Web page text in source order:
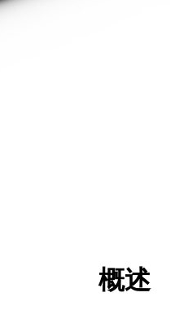
展示
概述